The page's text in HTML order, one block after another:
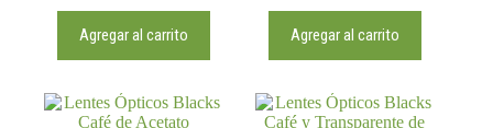
Agregar al carrito Agregar al carrito